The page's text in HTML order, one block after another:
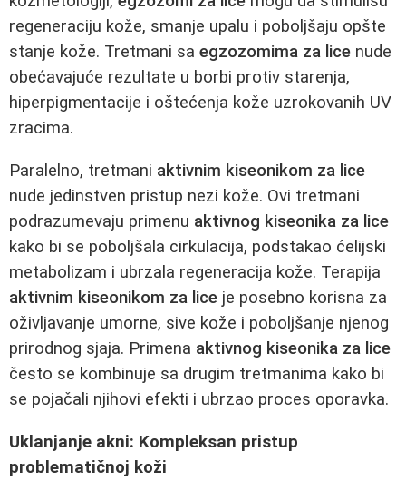
regeneraciju kože, smanje upalu i poboljšaju opšte
stanje kože. Tretmani sa egzozomima za lice nude
obećavajuće rezultate u borbi protiv starenja,
hiperpigmentacije i oštećenja kože uzrokovanih UV
zracima.
Paralelno, tretmani aktivnim kiseonikom za lice
nude jedinstven pristup nezi kože. Ovi tretmani
podrazumevaju primenu aktivnog kiseonika za lice
kako bi se poboljšala cirkulacija, podstakao ćelijski
metabolizam i ubrzala regeneracija kože. Terapija
aktivnim kiseonikom za lice je posebno korisna za
oživljavanje umorne, sive kože i poboljšanje njenog
prirodnog sjaja. Primena aktivnog kiseonika za lice
često se kombinuje sa drugim tretmanima kako bi
se pojačali njihovi efekti i ubrzao proces oporavka.
Uklanjanje akni: Kompleksan pristup
problematičnoj koži